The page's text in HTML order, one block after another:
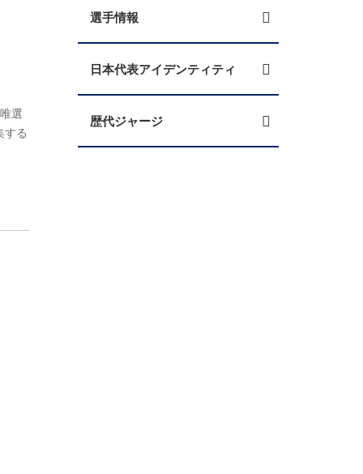
選
する
選手情報
日本代表アイデンティティ
歴代ジャージ